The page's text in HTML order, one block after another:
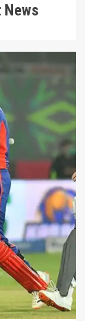
News